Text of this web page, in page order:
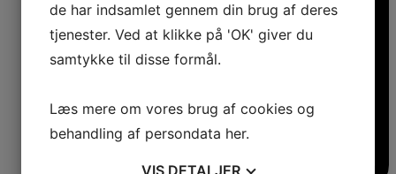
de har indsamlet gennem din brug af deres
tjenester. Ved at klikke på 'OK' giver du
samtykke til disse formål.
Læs mere om vores brug af cookies og
behandling af persondata her.
VIS DETALJER